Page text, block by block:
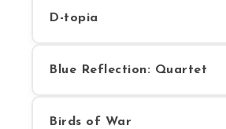
D-topia
Blue Reflection: Quartet
Birds of War